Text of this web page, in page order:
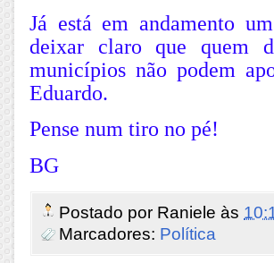
Já está em andamento
deixar claro que quem
municípios não podem
Eduardo.
Pense num tiro no pé!
BG
Postado por Raniele às
Marcadores: Política